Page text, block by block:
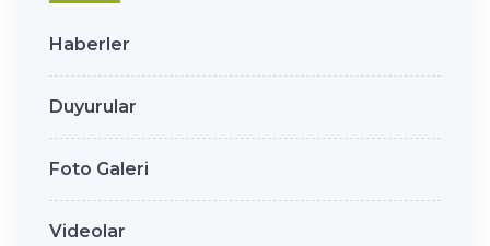
Haberler
Duyurular
Foto Galeri
Videolar